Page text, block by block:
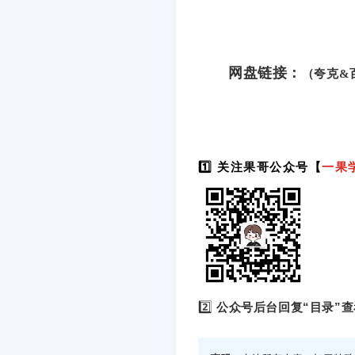
网盘链接： （夸克&
1️⃣ 关注果哥公众号【一果
2️⃣公众号后台回复“目录”